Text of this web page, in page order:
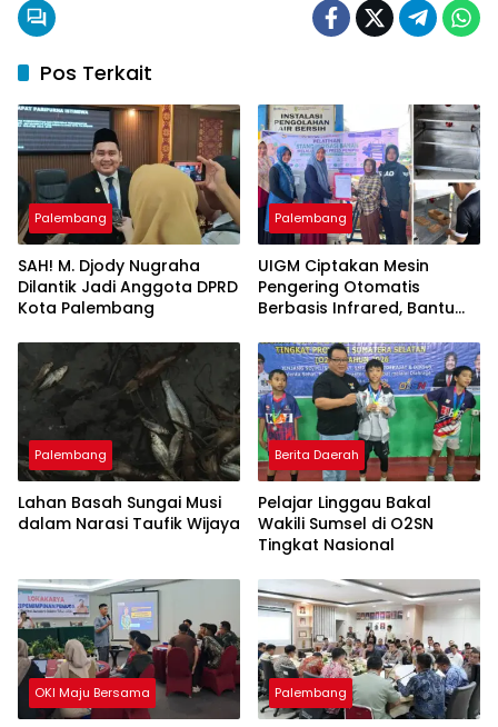
Pos Terkait
Palembang
SAH! M. Djody Nugraha
Dilantik Jadi Anggota DPRD
Kota Palembang
Palembang
UIGM Ciptakan Mesin
Pengering Otomatis
Berbasis Infrared, Bantu
Pulau Kemaro
Palembang
Lahan Basah Sungai Musi
dalam Narasi Taufik Wijaya
Berita Daerah
Pelajar Linggau Bakal
Wakili Sumsel di O2SN
Tingkat Nasional
OKI Maju Bersama Palembang